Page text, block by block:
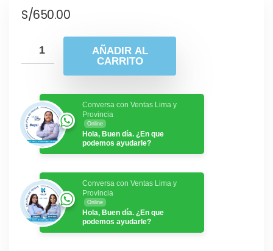
S/650.00
AÑADIR AL
CARRITO
Conversa con Ventas Lima y
Provincia
Online
Hola, Buen día. ¿En que
podemos ayudarle?
Conversa con Ventas Lima y
Provincia
Online
Hola, Buen día. ¿En que
podemos ayudarle?